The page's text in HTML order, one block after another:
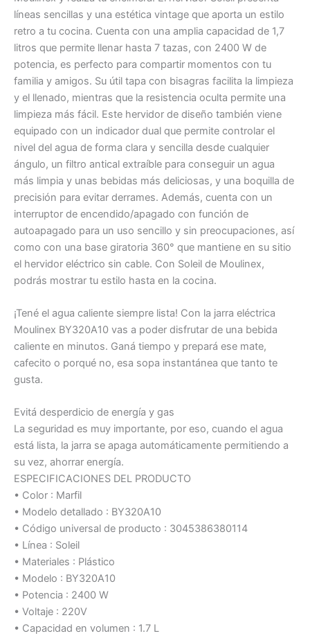
líneas sencillas y una estética vintage que aporta un estilo
retro a tu cocina. Cuenta con una amplia capacidad de 1,7
litros que permite llenar hasta 7 tazas, con 2400 W de
potencia, es perfecto para compartir momentos con tu
familia y amigos. Su útil tapa con bisagras facilita la limpieza
y el llenado, mientras que la resistencia oculta permite una
limpieza más fácil. Este hervidor de diseño también viene
equipado con un indicador dual que permite controlar el
nivel del agua de forma clara y sencilla desde cualquier
ángulo, un filtro antical extraíble para conseguir un agua
más limpia y unas bebidas más deliciosas, y una boquilla de
precisión para evitar derrames. Además, cuenta con un
interruptor de encendido/apagado con función de
autoapagado para un uso sencillo y sin preocupaciones, así
como con una base giratoria 360° que mantiene en su sitio
el hervidor eléctrico sin cable. Con Soleil de Moulinex,
podrás mostrar tu estilo hasta en la cocina.
¡Tené el agua caliente siempre lista! Con la jarra eléctrica
Moulinex BY320A10 vas a poder disfrutar de una bebida
caliente en minutos. Ganá tiempo y prepará ese mate,
cafecito o porqué no, esa sopa instantánea que tanto te
gusta.
Evitá desperdicio de energía y gas
La seguridad es muy importante, por eso, cuando el agua
está lista, la jarra se apaga automáticamente permitiendo a
su vez, ahorrar energía.
ESPECIFICACIONES DEL PRODUCTO
• Color : Marfil
• Modelo detallado : BY320A10
• Código universal de producto : 3045386380114
• Línea : Soleil
• Materiales : Plástico
• Modelo : BY320A10
• Potencia : 2400 W
• Voltaje : 220V
• Capacidad en volumen : 1.7 L